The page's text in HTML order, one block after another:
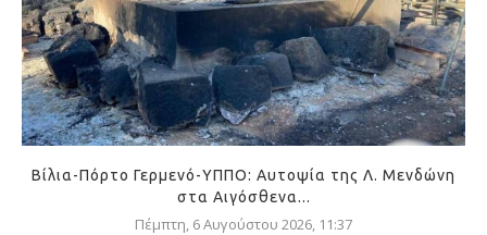
Βίλια-Πόρτο Γερμενό-ΥΠΠΟ: Αυτοψία της Λ. Μενδώνη
στα Αιγόσθενα...
Πέμπτη, 6 Αυγούστου 2026, 11:37